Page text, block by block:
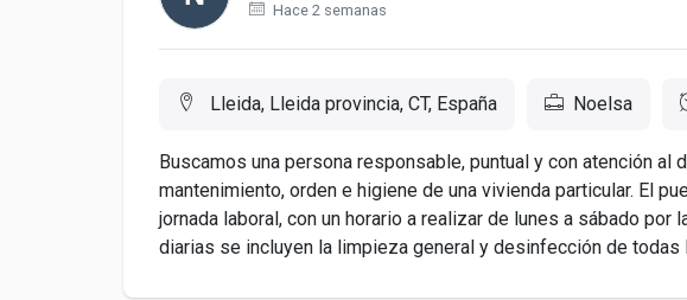
Hace 2 semanas
Lleida, Lleida provincia, CT, España Noelsa
Buscamos una persona responsable, puntual y con atención al
mantenimiento, orden e higiene de una vivienda particular. El
jornada laboral, con un horario a realizar de lunes a sábado por
diarias se incluyen la limpieza general y desinfección de todas